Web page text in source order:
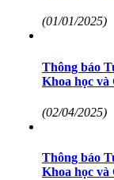
(01/01/2025)
Thông báo
Khoa học
(02/04/2025)
Thông báo
Khoa học